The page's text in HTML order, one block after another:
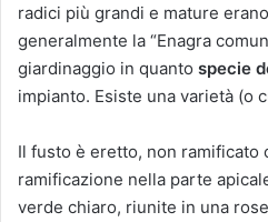
radici più grandi e mature
generalmente la “Enagra
giardinaggio in quanto specie
impianto. Esiste una varietà (o
Il fusto è eretto, non ramificato
ramificazione nella parte
verde chiaro, riunite in una